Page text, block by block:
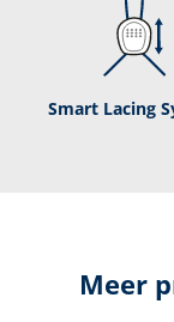
Smart Lacing
Meer